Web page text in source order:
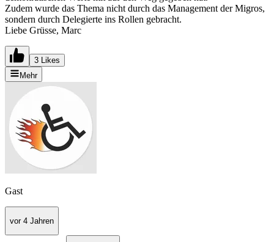
Zudem wurde das Thema nicht durch das Management der Migros,
sondern durch Delegierte ins Rollen gebracht.
Liebe Grüsse, Marc
3 Likes
Mehr
Gast
vor 4 Jahren